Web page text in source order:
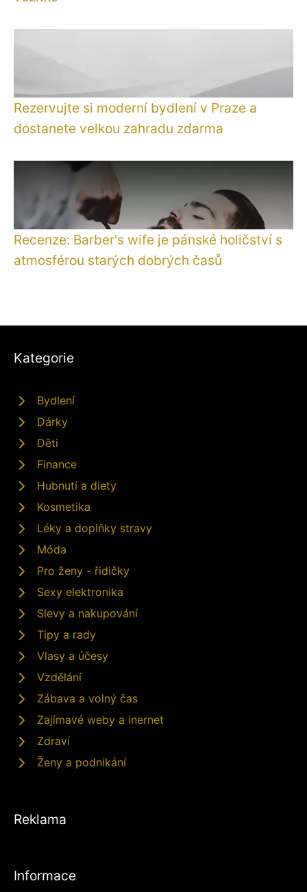
Rezervujte si moderní bydlení v Praze a
dostanete velkou zahradu zdarma
Recenze: Barber's wife je pánské holičství s
atmosférou starých dobrých časů
Kategorie
Bydlení
Dárky
Děti
Finance
Hubnutí a diety
Kosmetika
Léky a doplňky stravy
Móda
Pro ženy - řidičky
Sexy elektronika
Slevy a nakupování
Tipy a rady
Vlasy a účesy
Vzdělání
Zábava a volný čas
Zajímavé weby a inernet
Zdraví
Ženy a podnikání
Reklama
Informace